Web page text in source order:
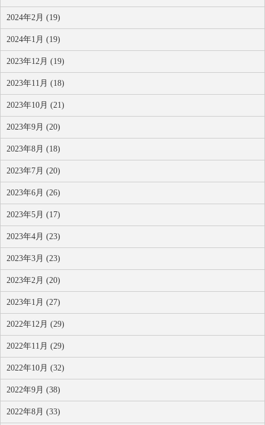
2024年2月 (19)
2024年1月 (19)
2023年12月 (19)
2023年11月 (18)
2023年10月 (21)
2023年9月 (20)
2023年8月 (18)
2023年7月 (20)
2023年6月 (26)
2023年5月 (17)
2023年4月 (23)
2023年3月 (23)
2023年2月 (20)
2023年1月 (27)
2022年12月 (29)
2022年11月 (29)
2022年10月 (32)
2022年9月 (38)
2022年8月 (33)